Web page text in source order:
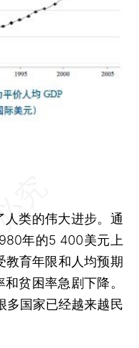
类的伟大进步。通
年的5 400美元上
育年限和人均预期
贫困率急剧下降。
多国家已经越来越民